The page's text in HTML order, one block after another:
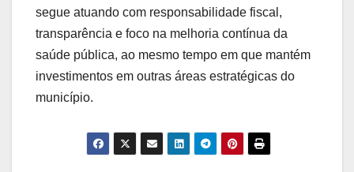
segue atuando com responsabilidade fiscal,
transparência e foco na melhoria contínua da
saúde pública, ao mesmo tempo em que mantém
investimentos em outras áreas estratégicas do
município.